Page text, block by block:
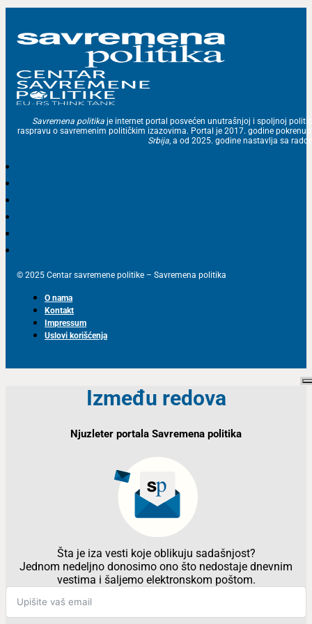
Savremena politika je internet portal posvećen unutrašnjoj i spoljnoj
raspravu o savremenim političkim izazovima. Portal je 2017. godine
Srbija, a od 2025. godine nastavlja sa
© 2025 Centar savremene politike – Savremena politika
O nama
Kontakt
Impressum
Uslovi korišćenja
Između redova
Njuzleter portala Savremena politika
Šta je iza vesti koje oblikuju sadašnjost?
Jednom nedeljno donosimo ono što nedostaje dnevnim
vestima i šaljemo elektronskom poštom.